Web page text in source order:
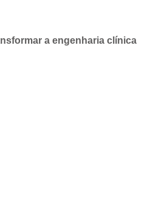
a engenharia clínica